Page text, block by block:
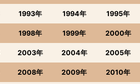
1993年 1994年 1995年
1998年 1999年 2000年
2003年 2004年 2005年
2008年 2009年 2010年